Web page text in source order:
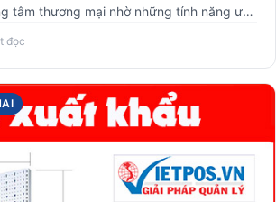
tâm thương mại nhờ những tính năng ưu
đọc